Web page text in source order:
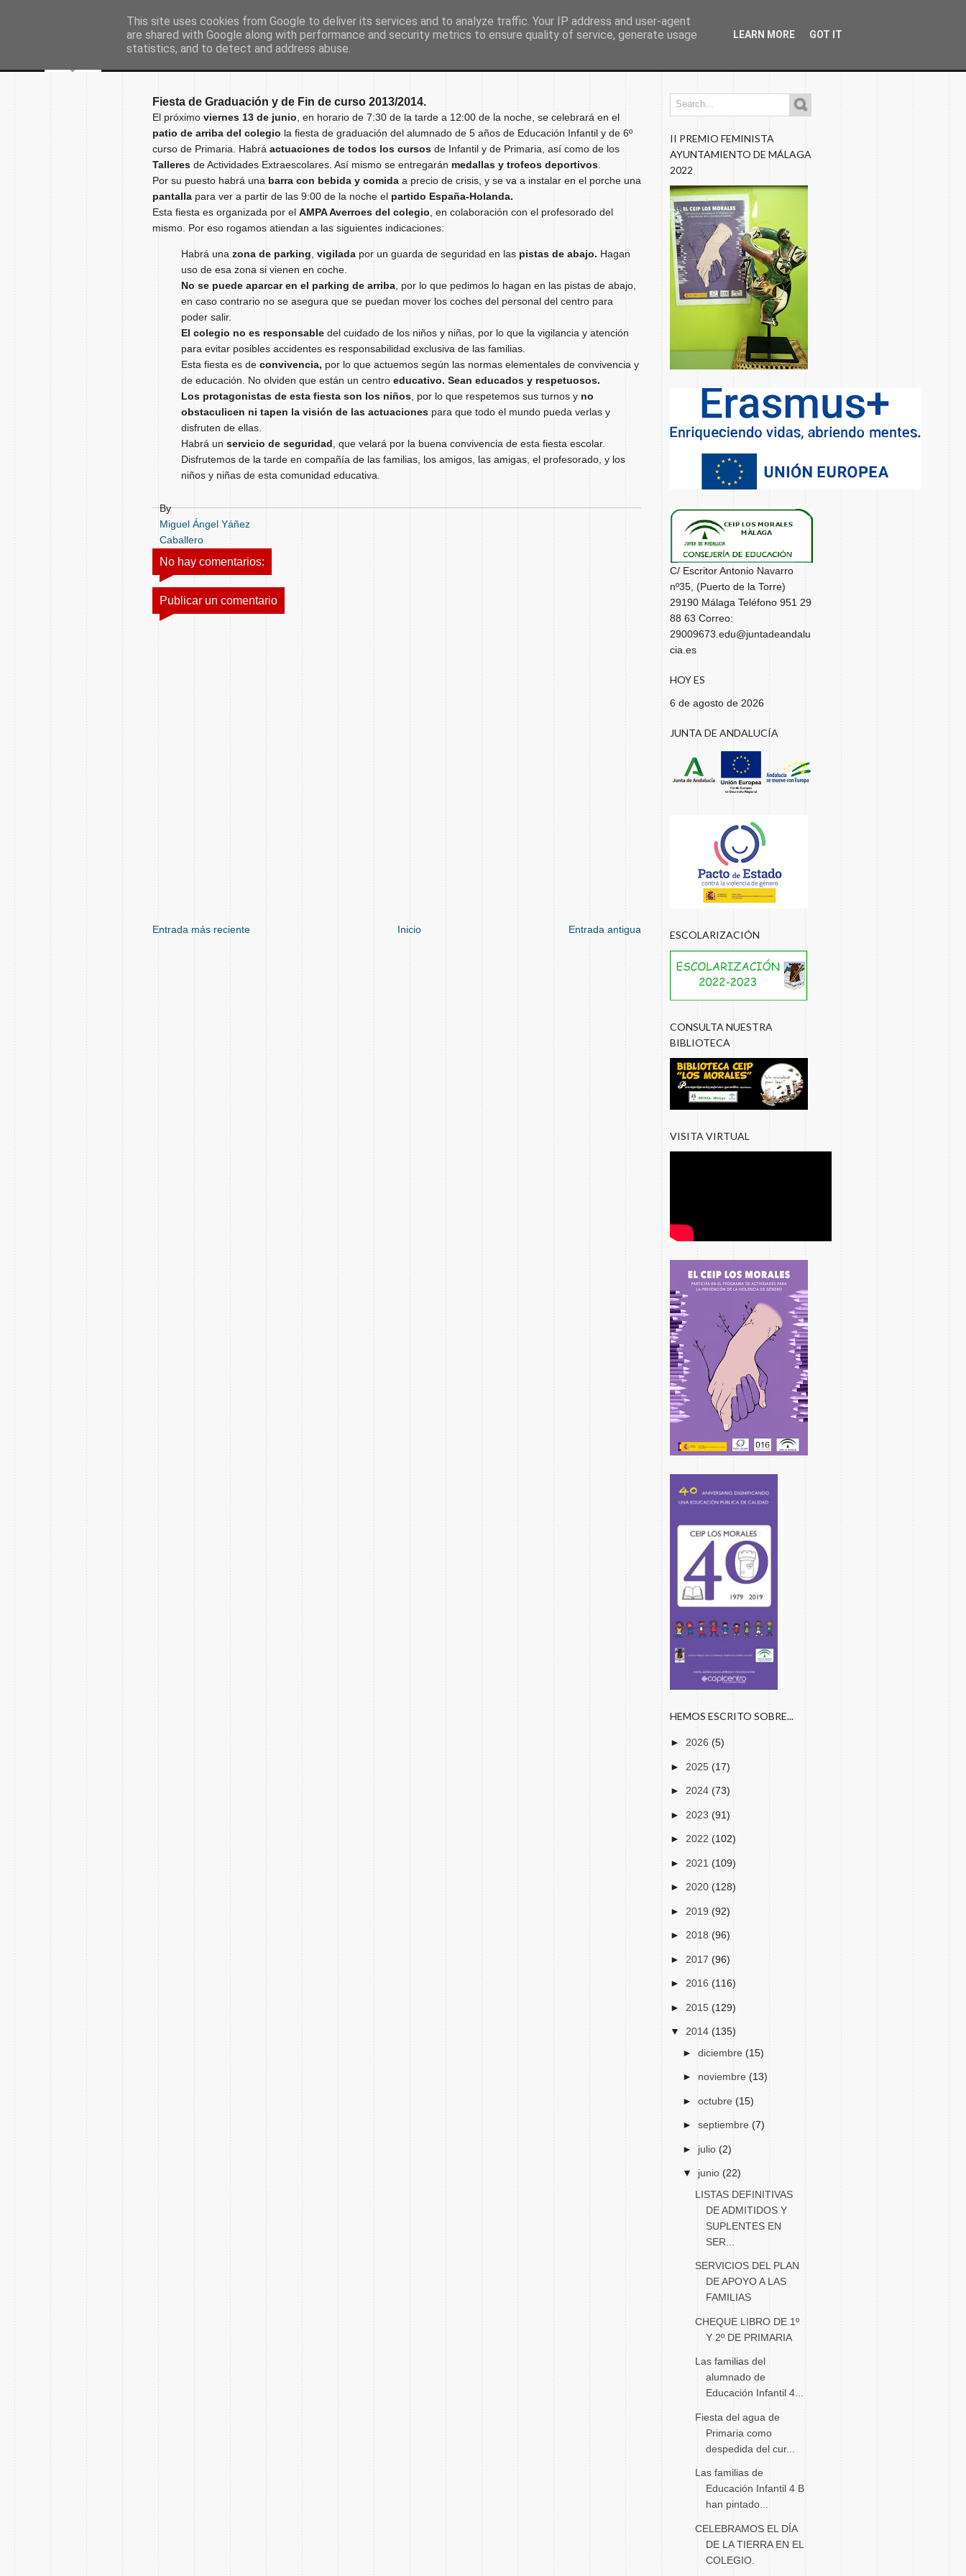
Inicio Nuestro colegio Secretaría Documentos Programaciones Nuestros Blogs
Fiesta de Graduación y de Fin de curso 2013/2014.
El próximo viernes 13 de junio , en horario de 7:30 de la tarde a 12:00 de la noche, se celebrará en el
patio de arriba del colegio la fiesta de graduación del alumnado de 5 años de Educación Infantil y de 6º
curso de Primaria. Habrá actuaciones de todos los cursos de Infantil y de Primaria, así como de los
Talleres de Actividades Extraescolares. Así mismo se entregarán medallas y trofeos deportivos
Por su puesto habrá unabarra con bebida y comida a precio de crisis, y se va a instalar en el porche una
pantallapara ver a partir de las 9:00 de la noche el partido España-Holanda.
Esta fiesta es organizada por el AMPA Averroes del colegio , en colaboración con el profesorado del
mismo. Por eso rogamos atiendan a las siguientes indicaciones:
Habrá unazona de parking vigilada por un guarda de seguridad en laspistas de abajo. Hagan
uso de esa zona si vienen en coche.
No se puede aparcar en el parking de arriba , por lo que pedimos lo hagan en las pistas de abajo,
en caso contrario no se asegura que se puedan mover los coches del personal del centro para
poder salir.
El colegio no es responsable del cuidado de los niños y niñas, por lo que la vigilancia y atención
para evitar posibles accidentes es responsabilidad exclusiva de las familias.
Esta fiesta es de convivencia, por lo que actuemos según las normas elementales de convivencia y
de educación. No olviden que están un centro educativo. Sean educados y respetuosos.
Los protagonistas de esta fiesta son los niños , por lo que respetemos sus turnos y no
obstaculicen ni tapen la visión de las actuaciones para que todo el mundo pueda verlas y
disfruten de ellas.
Habrá un servicio de seguridad , que velará por la buena convivencia de esta fiesta escolar.
Disfrutemos de la tarde en compañía de las familias, los amigos, las amigas, el profesorado, y los
niños y niñas de esta comunidad educativa.
By
Miguel Ángel Yáñez
Caballero
No hay comentarios:
Publicar un comentario
Entrada más reciente Entrada antigua
Inicio
II PREMIO FEMINISTA
AYUNTAMIENTO DE MÁLAGA
2022
C/ Escritor Antonio Navarro
nº35, (Puerto de la Torre)
29190 Málaga Teléfono 951 29
88 63 Correo:
29009673.edu@juntadeandalu
cia.es
HOY ES
6 de agosto de 2026
JUNTA DE ANDALUCÍA
ESCOLARIZACIÓN
CONSULTA NUESTRA
BIBLIOTECA
VISITA VIRTUAL
HEMOS ESCRITO SOBRE...
► 2026 (5)
► 2025 (17)
► 2024 (73)
► 2023 (91)
► 2022 (102)
► 2021 (109)
► 2020 (128)
► 2019 (92)
► 2018 (96)
► 2017 (96)
► 2016 (116)
► 2015 (129)
▼ 2014 (135)
► diciembre (15)
► noviembre (13)
►octubre(15)
► septiembre (7)
►julio (2)
▼junio (22)
LISTAS DEFINITIVAS
DE ADMITIDOS Y
SUPLENTES EN
SER...
SERVICIOS DEL PLAN
DE APOYO A LAS
FAMILIAS
CHEQUE LIBRO DE 1º
Y 2º DE PRIMARIA
Las familias del
alumnado de
Educación Infantil 4...
Fiesta del agua de
Primaria como
despedida del cur...
Las familias de
Educación Infantil 4 B
han pintado...
CELEBRAMOS EL DÍA
DE LA TIERRA EN EL
COLEGIO.
This site uses cookies from Google to deliver its services and to analyze traffic. Your IP address and user-agent
are shared with Google along with performance and security metrics to ensure quality of service, generate usage
statistics, and to detect and address abuse.
LEARN MORE GOT IT